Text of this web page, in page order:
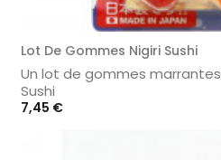
Lot De Gommes Nigiri Sushi
Un lot de gommes
Sushi
Prix
7,45 €